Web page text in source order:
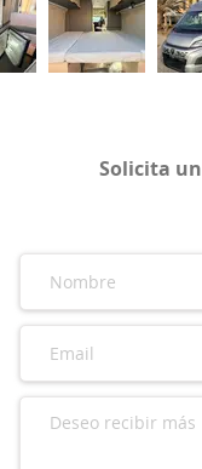
Solicita